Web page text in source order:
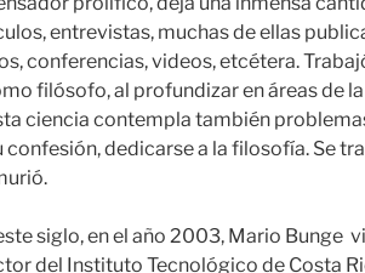
entrevistas, muchas de ellas
conferencias, videos, etcétera.
filósofo, al profundizar en áreas de
ciencia contempla también
confesión, dedicarse a la filosofía. Se
siglo, en el año 2003, Mario Bunge
del Instituto Tecnológico de Costa